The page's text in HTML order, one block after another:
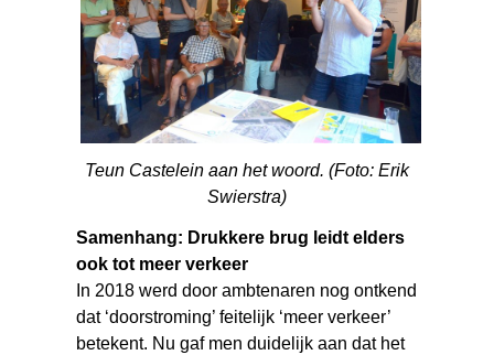
Teun Castelein aan het woord. (Foto: Erik
Swierstra)
Samenhang: Drukkere brug leidt elders
ook tot meer verkeer
In 2018 werd door ambtenaren nog ontkend
dat ‘doorstroming’ feitelijk ‘meer verkeer’
betekent. Nu gaf men duidelijk aan dat het